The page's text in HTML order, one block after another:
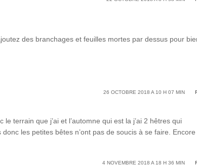
des branchages et feuilles mortes par dessus pour
26 OCTOBRE 2018 A 10 H 07 MIN
le terrain que j’ai et l’automne qui est la j’ai 2 hêtres qui
donc les petites bêtes n’ont pas de soucis à se faire.
4 NOVEMBRE 2018 A 18 H 36 MIN